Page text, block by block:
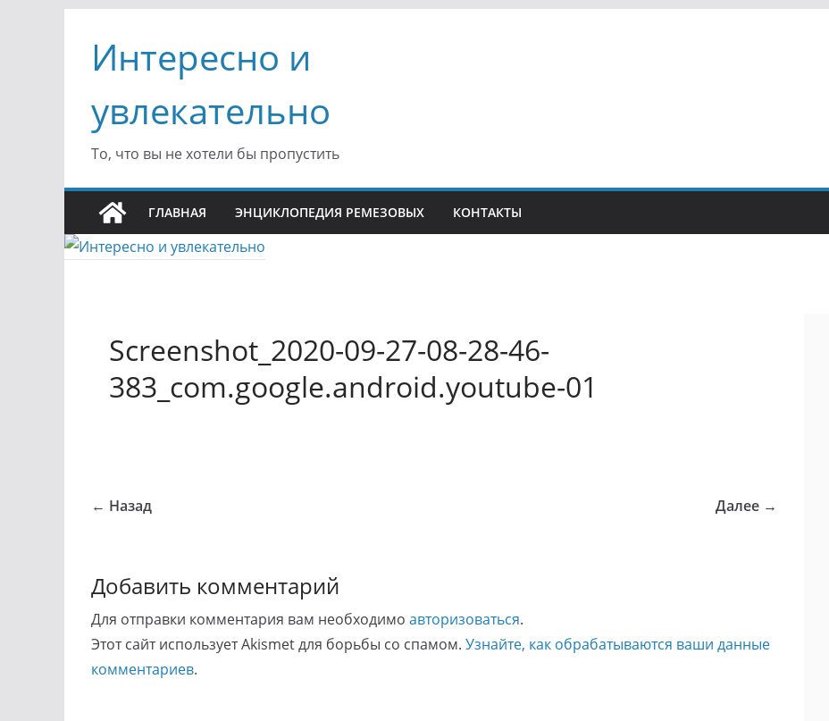
содержимому
Интересно и
увлекательно
То, что вы не хотели бы пропустить
ГЛАВНАЯ ЭНЦИКЛОПЕДИЯ РЕМЕЗОВЫХ КОНТАКТЫ
Screenshot_2020-09-27-08-28-46-
383_com.google.android.youtube-01
← Назад Далее →
Добавить комментарий
Для отправки комментария вам необходимо авторизоваться.
Этот сайт использует Akismet для борьбы со спамом. Узнайте, как обрабатываются ваши данные
комментариев.